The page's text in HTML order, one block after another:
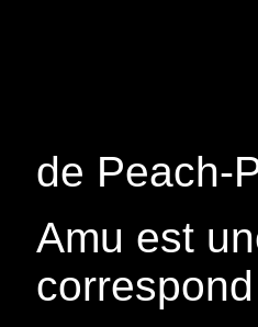
de Peach-
Amu est